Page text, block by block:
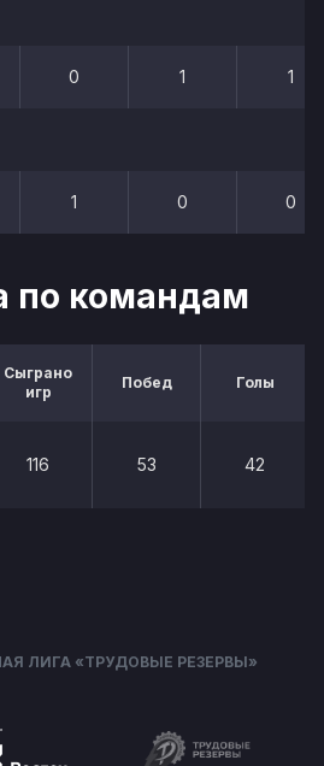
0 1 1
1 0 0
по командам
Сыграно
игр
Побед Голы
116 53 42
ЛИГА «ТРУДОВЫЕ РЕЗЕРВЫ»